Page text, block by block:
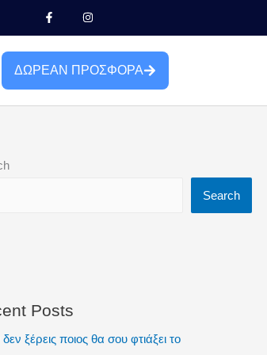
a
c
e
b
o
-
f
n
t
a
r
m
ΔΩΡΕΑΝ ΠΡΟΣΦΟΡΑ
Search
Posts
ξέρεις ποιος θα σου φτιάξει το